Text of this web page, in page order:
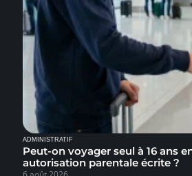
ADMINISTRATIF
Peut-on voyager seul à 16 ans
autorisation parentale écrite ?